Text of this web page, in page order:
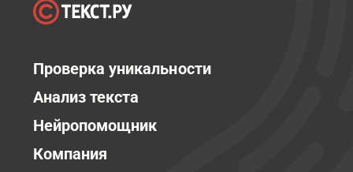
Проверка уникальности
Анализ текста
Нейропомощник
Компания